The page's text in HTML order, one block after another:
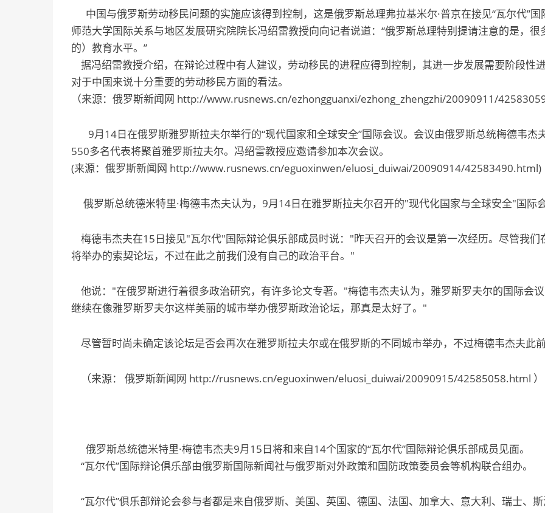
中国与俄罗斯劳动移民问题的实施应该得到控制，这是俄罗斯总理弗拉基米尔·普京在接见“瓦尔代”
师范大学国际关系与地区发展研究院院长冯绍雷教授向向记者说道：“俄罗斯总理特别提请注意的是，
的）教育水平。”
据冯绍雷教授介绍，在辩论过程中有人建议，劳动移民的进程应得到控制，其进一步发展需要阶段性
对于中国来说十分重要的劳动移民方面的看法。
（来源：俄罗斯新闻网 http://www.rusnews.cn/ezhongguanxi/ezhong_zhengzhi/20090911/
9月14日在俄罗斯雅罗斯拉夫尔举行的“现代国家和全球安全”国际会议。会议由俄罗斯总统梅德韦杰
550多名代表将聚首雅罗斯拉夫尔。冯绍雷教授应邀请参加本次会议。
(来源：俄罗斯新闻网 http://www.rusnews.cn/eguoxinwen/eluosi_duiwai/20090914/42583490.html)
俄罗斯总统德米特里·梅德韦杰夫认为，9月14日在雅罗斯拉夫尔召开的"现代化国家与全球安全"国际
梅德韦杰夫在15日接见"瓦尔代"国际辩论俱乐部成员时说："昨天召开的会议是第一次经历。尽管我们
将举办的索契论坛，不过在此之前我们没有自己的政治平台。"
他说："在俄罗斯进行着很多政治研究，有许多论文专著。"梅德韦杰夫认为，雅罗斯罗夫尔的国际会
继续在像雅罗斯罗夫尔这样美丽的城市举办俄罗斯政治论坛，那真是太好了。"
尽管暂时尚未确定该论坛是否会再次在雅罗斯拉夫尔或在俄罗斯的不同城市举办，不过梅德韦杰夫此
（来源： 俄罗斯新闻网 http://rusnews.cn/eguoxinwen/eluosi_duiwai/20090915/42585058.html ）
俄罗斯总统德米特里·梅德韦杰夫9月15日将和来自14个国家的“瓦尔代”国际辩论俱乐部成员见面。
“瓦尔代”国际辩论俱乐部由俄罗斯国际新闻社与俄罗斯对外政策和国防政策委员会等机构联合组办。
“瓦尔代”俱乐部辩论会参与者都是来自俄罗斯、美国、英国、德国、法国、加拿大、意大利、瑞士、